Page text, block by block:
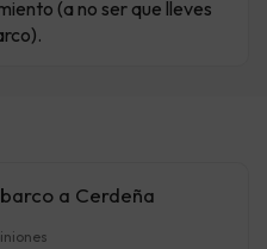
(a no ser que lleves
a Cerdeña